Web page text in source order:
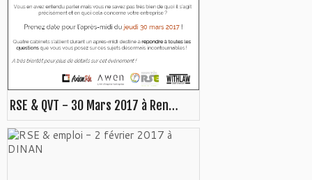
RSE & QVT - 30 Mars 2017 à Rennes